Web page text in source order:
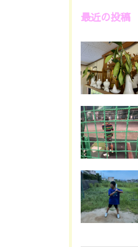
最近の投稿